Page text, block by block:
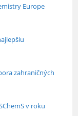
Europe
zahraničných
v roku